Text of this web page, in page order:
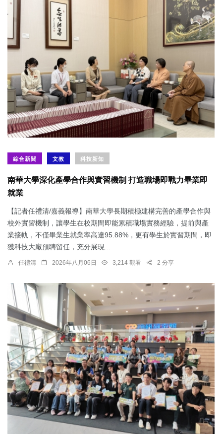
綜合新聞 文教 科技新知
南華大學深化產學合作與實習機制 打造職場即戰力畢業即
就業
【記者任禮清/嘉義報導】南華大學長期積極建構完善的產學合作與
校外實習機制，讓學生在校期間即能累積職場實務經驗，提前與產
業接軌，不僅畢業生就業率高達95.88%，更有學生於實習期間，即
獲科技大廠預聘留任，充分展現...
任禮清 2026年八月06日 3,214 觀看 2 分享